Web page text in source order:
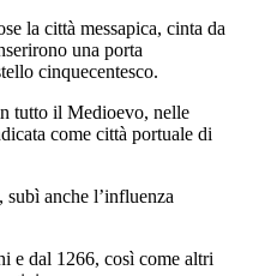
la città messapica, cinta da
una porta
cinquecentesco.
tutto il Medioevo, nelle
come città portuale di
anche l’influenza
e dal 1266, così come altri